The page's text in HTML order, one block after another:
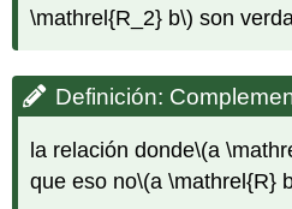
\mathrel{R_2} b\) son
Definición:
la relación donde\(a
que eso no\(a \mathrel{R}